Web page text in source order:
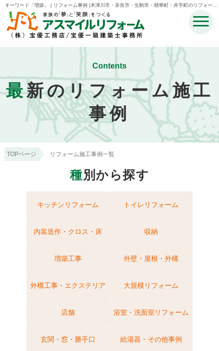
キーワード「増築」 | リフォーム事例 |木津川市・奈良市・生駒市・精華町・井手町のリフォーム
のことなら宝優工務店アスマイルリフォーム
Contents
最新のリフォーム施工
事例
TOPページ リフォーム施工事例一覧
種別から探す
キッチンリフォーム トイレリフォーム
内装造作・クロス・床 収納
増築工事 外壁・屋根・外構
外構工事・エクステリア 大規模リフォーム
店舗 浴室・洗面室リフォーム
玄関・窓・勝手口 給湯器・その他事例